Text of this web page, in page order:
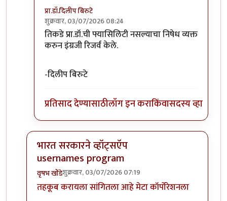
प्रा.डॉ.दिलीप बिरुटे
शुक्रवार, 03/07/2026 08:24
In reply toयुजर नेम फीचर भारतात आणू नये…by
तिकडे प्रा.डॉ.ची फ्यासिलिटी नसल्याचा निषेध व्यक्त
करुन इंग्रजी रिजर्व केले.
-दिलीप बिरुटे
प्रतिसाद देण्यासाठीलॉग इन कराकिंवासदस्य व्हा
भारत सरकारने व्हॉट्सऍप
usernames program
वृषभ खोंडेशुक्रवार, 03/07/2026 07:19
In reply toवाट्सप युझरनेमbyकंजूस
तहकूब करायला सांगितला आहे मेटा कॉर्पोरेशनला